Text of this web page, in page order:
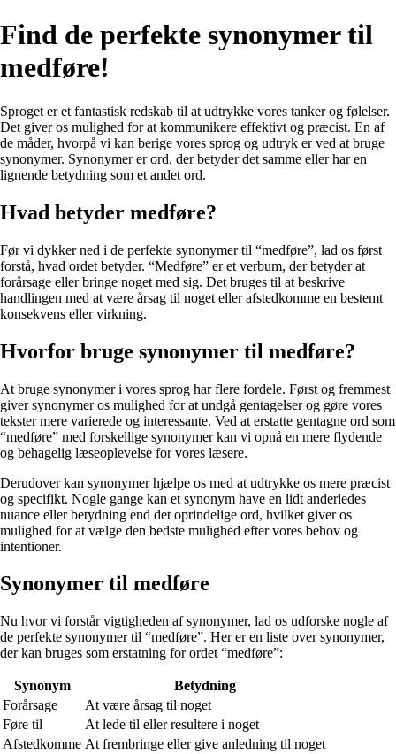
Find de perfekte synonymer til
medføre!
Sproget er et fantastisk redskab til at udtrykke vores tanker og følelser.
Det giver os mulighed for at kommunikere effektivt og præcist. En af
de måder, hvorpå vi kan berige vores sprog og udtryk er ved at bruge
synonymer. Synonymer er ord, der betyder det samme eller har en
lignende betydning som et andet ord.
Hvad betyder medføre?
Før vi dykker ned i de perfekte synonymer til “medføre”, lad os først
forstå, hvad ordet betyder. “Medføre” er et verbum, der betyder at
forårsage eller bringe noget med sig. Det bruges til at beskrive
handlingen med at være årsag til noget eller afstedkomme en bestemt
konsekvens eller virkning.
Hvorfor bruge synonymer til medføre?
At bruge synonymer i vores sprog har flere fordele. Først og fremmest
giver synonymer os mulighed for at undgå gentagelser og gøre vores
tekster mere varierede og interessante. Ved at erstatte gentagne ord som
“medføre” med forskellige synonymer kan vi opnå en mere flydende
og behagelig læseoplevelse for vores læsere.
Derudover kan synonymer hjælpe os med at udtrykke os mere præcist
og specifikt. Nogle gange kan et synonym have en lidt anderledes
nuance eller betydning end det oprindelige ord, hvilket giver os
mulighed for at vælge den bedste mulighed efter vores behov og
intentioner.
Synonymer til medføre
Nu hvor vi forstår vigtigheden af synonymer, lad os udforske nogle af
de perfekte synonymer til “medføre”. Her er en liste over synonymer,
der kan bruges som erstatning for ordet “medføre”:
Synonym
Betydning
Forårsage
At være årsag til noget
Føre til
At lede til eller resultere i noget
Afstedkomme At frembringe eller give anledning til noget